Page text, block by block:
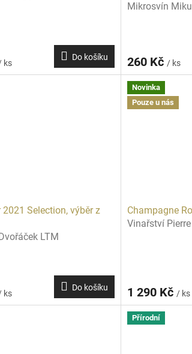
ks
Do košíku
Mikrosvín
260 Kč / ks
2021 Selection, výběr z
LTM
ks
Do košíku
Novinka
Pouze u nás
Champagne
Vinařství
1 290 Kč / ks
Přírodní